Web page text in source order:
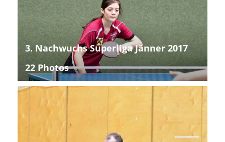
3. Nachwuchs Superliga Jänner 2017
22 Photos